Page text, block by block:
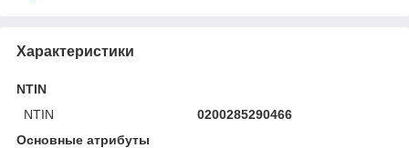
Характеристики
NTIN
NTIN
0200285290466
Основные атрибуты